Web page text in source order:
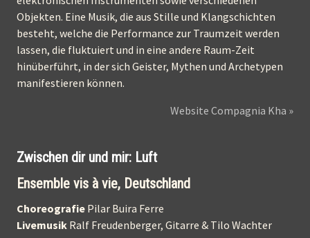
Objekten. Eine Musik, die aus Stille und Klangschichten
besteht, welche die Performance zur Traumzeit werden
lassen, die fluktuiert und in eine andere Raum-Zeit
hinüberführt, in der sich Geister, Mythen und Archetypen
manifestieren können.
Website Compagnia Kha »
Zwischen dir und mir: Luft
Ensemble vis à vie, Deutschland
Choreografie Pilar Buira Ferre
Livemusik Ralf Freudenberger, Gitarre & Tilo Wachter